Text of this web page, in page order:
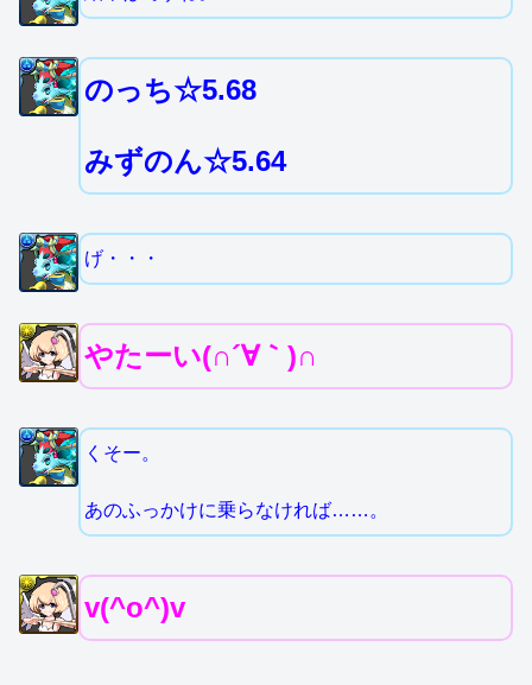
のっち☆5.68
みずのん☆5.64
げ・・・
やたーい(∩´∀｀)∩
くそー。
あのふっかけに乗らなければ……。
v(^o^)v